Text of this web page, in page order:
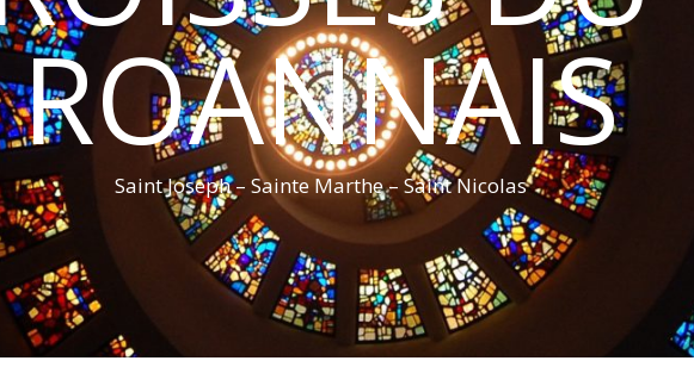
ROANNAIS
Saint Joseph – Sainte Marthe – Saint Nicolas